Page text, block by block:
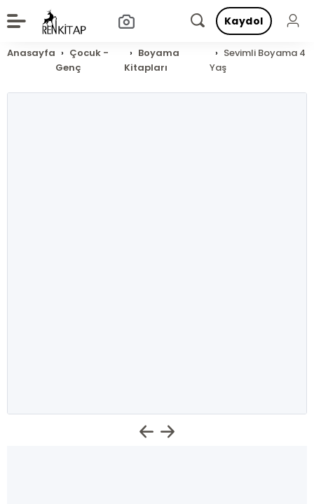
Kaydol
Anasayfa
Çocuk -
Genç
Boyama
Kitapları
Sevimli Boyama 4
Yaş